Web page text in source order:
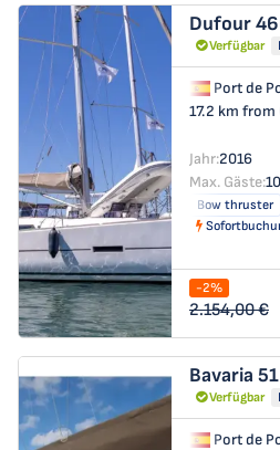
Dufour
Verfügbar
Port de
17.2 km from
Jahr:2016
Max. Gäste:10
Bow thruster
-2%
2.154,00 €
Bavaria
Verfügbar
Port de